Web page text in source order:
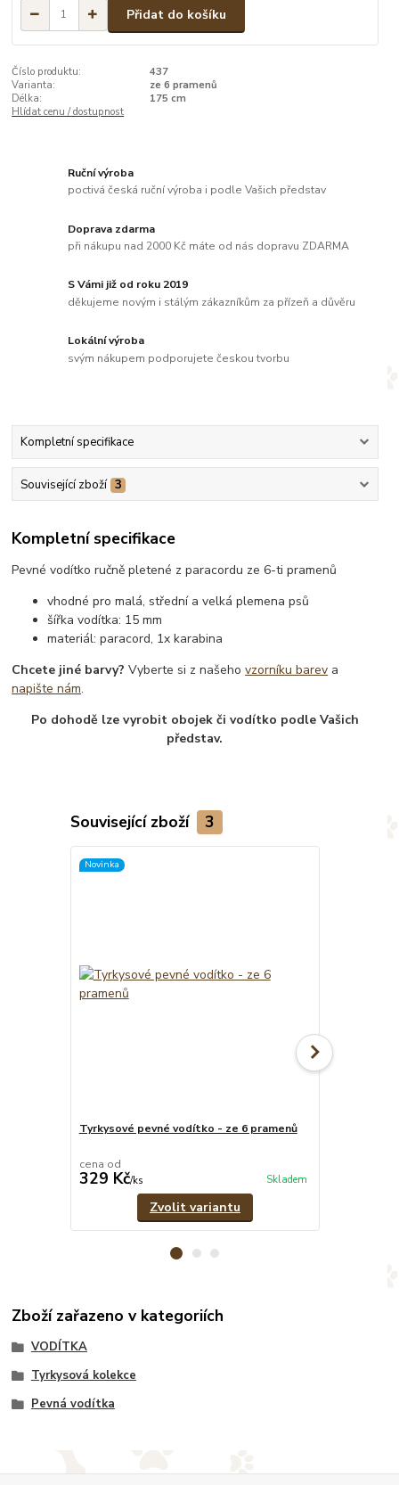
Přidat do košíku
Číslo produktu:
437
Varianta:
ze 6 pramenů
Délka:
175 cm
Hlídat cenu / dostupnost
Ruční výroba
poctivá česká ruční výroba i podle Vašich představ
Doprava zdarma
při nákupu nad 2000 Kč máte od nás dopravu ZDARMA
S Vámi již od roku 2019
děkujeme novým i stálým zákazníkům za přízeň a důvěru
Lokální výroba
svým nákupem podporujete českou tvorbu
Kompletní specifikace
Související zboží 3
Kompletní specifikace
Pevné vodítko ručně pletené z paracordu ze 6-ti pramenů
vhodné pro malá, střední a velká plemena psů
šířka vodítka: 15 mm
materiál: paracord, 1x karabina
Chcete jiné barvy? Vyberte si z našehovzorníku barev a
napište nám.
Po dohodě lze vyrobit obojek či vodítko podle Vašich
představ.
Související zboží 3
Novinka
Tyrkysové pevné vodítko - ze 6 pramenů
cena od
329 Kč/ks Skladem
Zvolit variantu
Zboží zařazeno v kategoriích
VODÍTKA
Tyrkysová kolekce
Pevná vodítka